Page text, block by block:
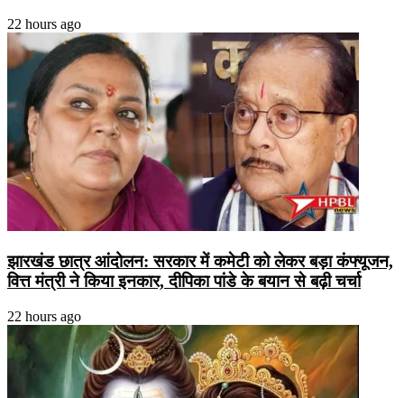
22 hours ago
झारखंड छात्र आंदोलन: सरकार में कमेटी को लेकर बड़ा कंफ्यूजन,
वित्त मंत्री ने किया इनकार, दीपिका पांडे के बयान से बढ़ी चर्चा
22 hours ago